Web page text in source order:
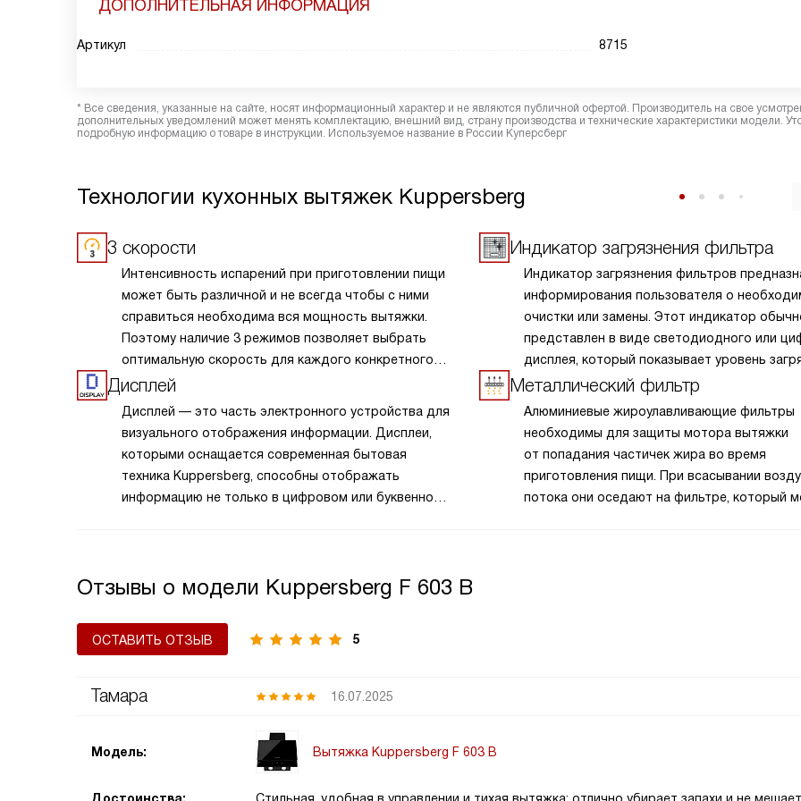
ДОПОЛНИТЕЛЬНАЯ ИНФОРМАЦИЯ
Артикул 8715
* Все сведения, указанные на сайте, носят информационный характер и не являются публичной офертой. Производитель на свое
дополнительных уведомлений может менять комплектацию, внешний вид, страну производства и технические характеристики модели.
подробную информацию о товаре в инструкции. Используемое название в России Куперсберг
Технологии кухонных вытяжек Kuppersberg
3 скорости
Интенсивность испарений при приготовлении пищи
может быть различной и не всегда чтобы с ними
справиться необходима вся мощность вытяжки.
Поэтому наличие 3 режимов позволяет выбрать
оптимальную скорость для каждого конкретного
случая.
Дисплей
Дисплей — это часть электронного устройства для
визуального отображения информации. Дисплеи,
которыми оснащается современная бытовая
техника Kuppersberg, способны отображать
информацию не только в цифровом или буквенном
Индикатор загрязнения фильтра
Индикатор загрязнения фильтров
информирования пользователя о
очистки или замены. Этот индикатор
представлен в виде светодиодного или
дисплея, который показывает уровень
Индикатор помогает своевременно
Металлический фильтр
Алюминиевые жироулавливающие фильтры
необходимы для защиты мотора вытяжки
от попадания частичек жира во время
приготовления пищи. При всасывании
потока они оседают на фильтре, который
Отзывы о модели Kuppersberg F 603 B
5
ОСТАВИТЬ ОТЗЫВ
Тамара 16.07.2025
Модель: Вытяжка Kuppersberg F 603 B